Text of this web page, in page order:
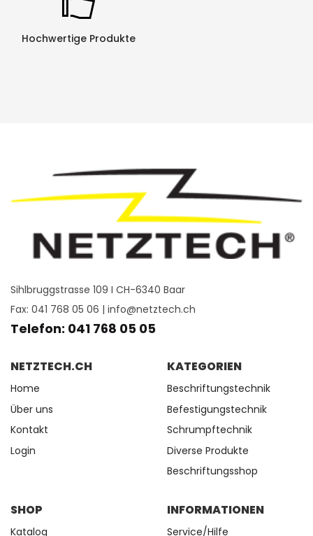
Hochwertige Produkte
Sihlbruggstrasse 109 I CH-6340 Baar
Fax: 041 768 05 06 | info@netztech.ch
Telefon: 041 768 05 05
NETZTECH.CH
Home
Über uns
Kontakt
Login
KATEGORIEN
Beschriftungstechnik
Befestigungstechnik
Schrumpftechnik
Diverse Produkte
Beschriftungsshop
SHOP
Katalog
INFORMATIONEN
Service/Hilfe